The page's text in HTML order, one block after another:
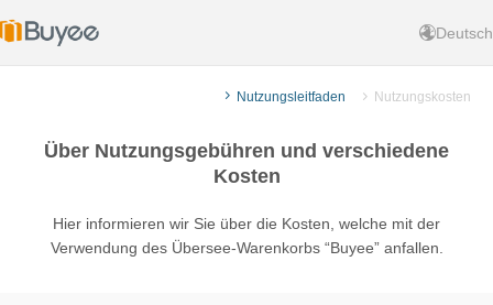
Deutsch
Nutzungsleitfaden Nutzungskosten
Über Nutzungsgebühren und verschiedene
Kosten
Hier informieren wir Sie über die Kosten, welche mit der
Verwendung des Übersee-Warenkorbs “Buyee” anfallen.